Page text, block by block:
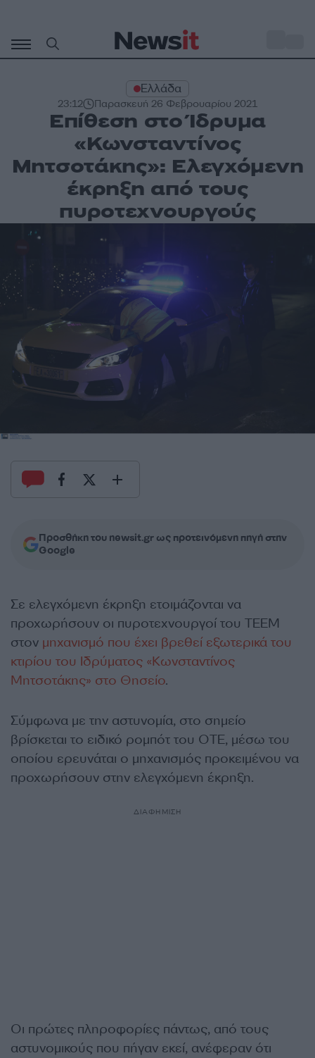
περιεχόμενο
Ελλάδα
23:12 Παρασκευή 26 Φεβρουαρίου 2021
Επίθεση στο Ίδρυμα
«Κωνσταντίνος
Μητσοτάκης»: Ελεγχόμενη
έκρηξη από τους
πυροτεχνουργούς
Προσθήκη του newsit.gr ως προτεινόμενη πηγή στην
Google
Σε ελεγχόμενη έκρηξη ετοιμάζονται να
προχωρήσουν οι πυροτεχνουργοί του ΤΕΕΜ
στον μηχανισμό που έχει βρεθεί εξωτερικά του
κτιρίου του Ιδρύματος «Κωνσταντίνος
Μητσοτάκης» στο Θησείο.
Σύμφωνα με την αστυνομία, στο σημείο
βρίσκεται το ειδικό ρομπότ του ΟΤΕ, μέσω του
οποίου ερευνάται ο μηχανισμός προκειμένου να
προχωρήσουν στην ελεγχόμενη έκρηξη.
ΔΙΑΦΗΜΙΣΗ
Οι πρώτες πληροφορίες πάντως, από τους
αστυνομικούς που πήγαν εκεί, ανέφεραν ότι